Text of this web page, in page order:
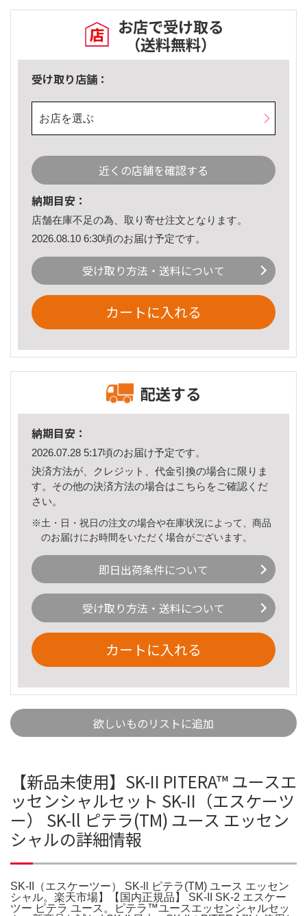
お店で受け取る
（送料無料）
受け取り店舗：
お店を選ぶ
近くの店舗を確認する
納期目安：
店舗在庫不足の為、取り寄せ注文となります。
2026.08.10 6:30頃のお届け予定です。
受け取り方法・送料について
カートに入れる
配送する
納期目安：
2026.07.28 5:17頃のお届け予定です。
決済方法が、クレジット、代金引換の場合に限りま
す。その他の決済方法の場合はこちら をご確認くだ
さい。
※土・日・祝日の注文の場合や在庫状況によって、商品
のお届けにお時間をいただく場合がございます。
即日出荷条件について
受け取り方法・送料について
カートに入れる
欲しいものリストに追加
【新品未使用】SK-II PITERA™ ユースエ
ッセンシャルセット SK-II（エスケーツ
ー） SK-ll ピテラ(TM) ユース エッセン
シャルの詳細情報
SK-II（エスケーツー） SK-ll ピテラ(TM) ユース エッセン
シャル。楽天市場】【国内正規品】 SK-II SK-2 エスケー
ツー ピテラ ユース。ピテラ™ユースエッセンシャルセッ